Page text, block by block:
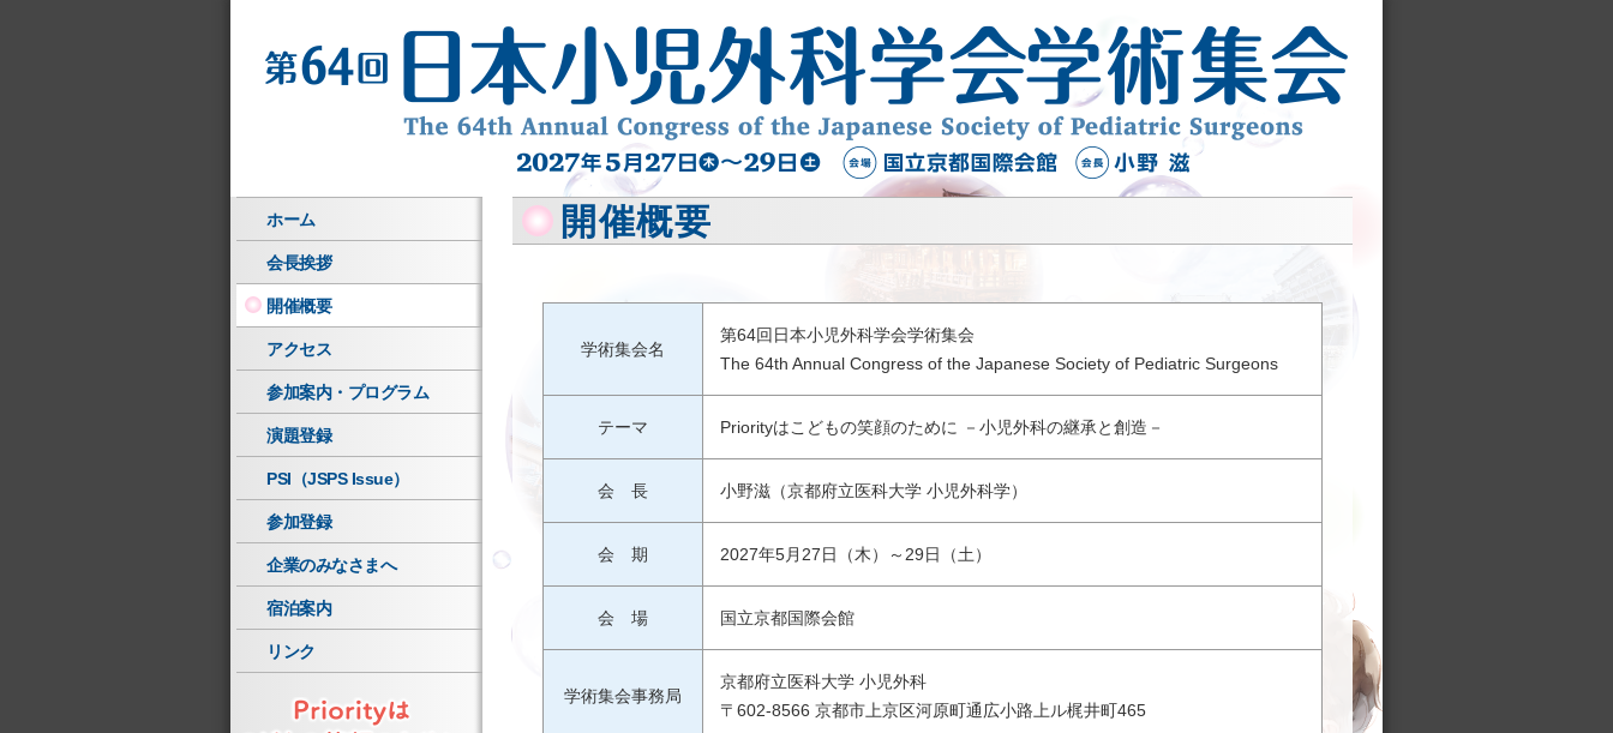
ホーム
会長挨拶
開催概要
アクセス
参加案内・プログラム
演題登録
PSI（JSPS Issue）
参加登録
企業のみなさまへ
宿泊案内
リンク
開催概要
学術集会名
第64回日本小児外科学会学術集会
The 64th Annual Congress of the Japanese Society of Pediatric Surgeons
テーマ Priorityはこどもの笑顔のために －小児外科の継承と創造－
会 長 小野滋（京都府立医科大学 小児外科学）
会 期 2027年5月27日（木）～29日（土）
会 場 国立京都国際会館
学術集会事務局
京都府立医科大学 小児外科
〒602-8566 京都市上京区河原町通広小路上ル梶井町465